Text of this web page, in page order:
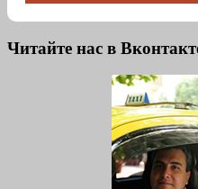
Читайте нас в